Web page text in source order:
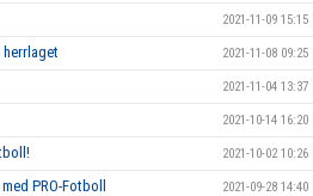
2021-11-09 15:15
2021-11-08 09:25
2021-11-04 13:37
2021-10-14 16:20
2021-10-02 10:26
PRO-Fotboll 2021-09-28 14:40